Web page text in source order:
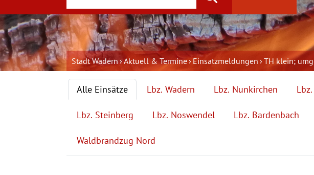
Stadt Wadern Aktuell & Termine Einsatzmeldungen TH klein;
Alle Einsätze Lbz. Wadern Lbz. Nunkirchen
Lbz. Steinberg Lbz. Noswendel Lbz. Bardenbach
Waldbrandzug Nord